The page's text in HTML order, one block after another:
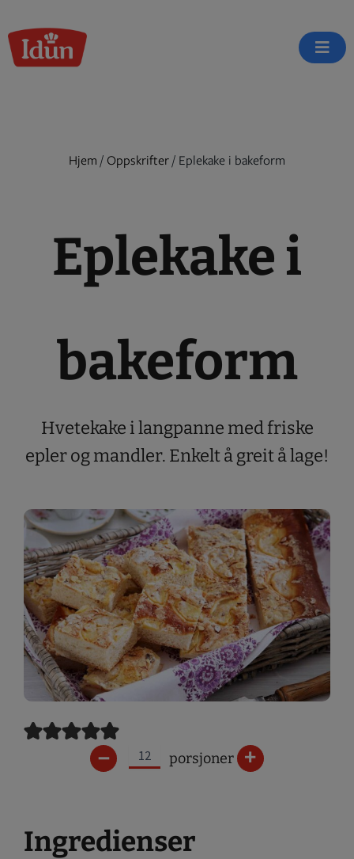
to
content
Hjem / Oppskrifter/ Eplekake i bakeform
Eplekake i
bakeform
Hvetekake i langpanne med friske
epler og mandler. Enkelt å greit å lage!
porsjoner
– +
Ingredienser